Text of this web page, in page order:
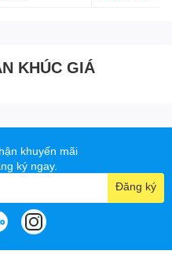
KHÚC GIÁ
khuyến mãi
ký ngay.
Đăng ký